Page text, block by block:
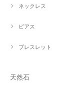
ネックレス
ピアス
ブレスレット
天然石